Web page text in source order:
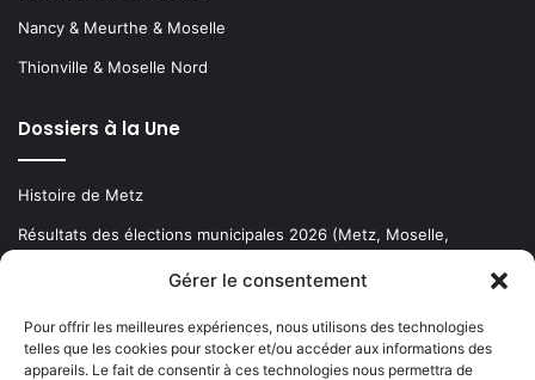
Gérer le consentement
Pour offrir les meilleures expériences, nous utilisons des technologies
telles que les cookies pour stocker et/ou accéder aux informations des
appareils. Le fait de consentir à ces technologies nous permettra de
Nancy & Meurthe & Moselle
Thionville & Moselle Nord
Dossiers à la Une
Histoire de Metz
Résultats des élections municipales 2026 (Metz, Moselle,
Newsletter gratuite